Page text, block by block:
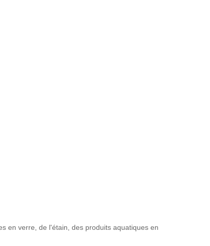
en verre, de l'étain, des produits aquatiques en